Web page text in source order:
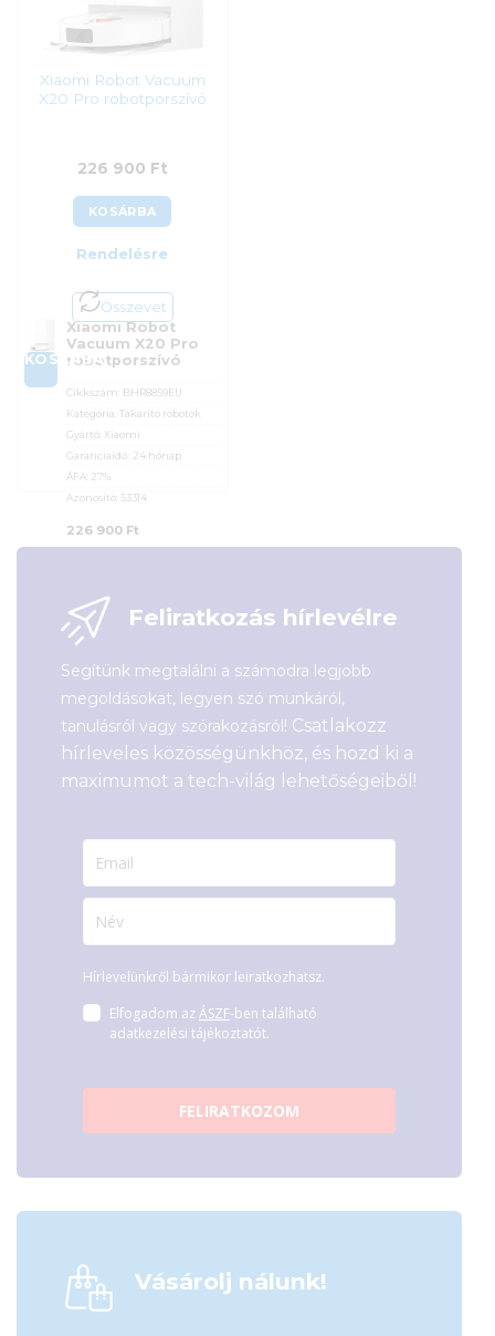
Xiaomi Robot Vacuum
X20 Pro robotporszívó
226 900 Ft
KOSÁRBA
Rendelésre
Összevet
KOSÁRBA
Xiaomi Robot
Vacuum X20 Pro
robotporszívó
Cikkszám: BHR8859EU
Kategória:Takarító robotok
Gyártó: Xiaomi
Garanciaidő: 24 hónap
ÁFA: 27%
Azonosító: 53314
226 900 Ft
Feliratkozás hírlevélre
Segítünk megtalálni a számodra legjobb
megoldásokat, legyen szó munkáról,
tanulásról vagy szórakozásról! Csatlakozz
hírleveles közösségünkhöz, és hozd ki a
maximumot a tech-világ lehetőségeiből!
Hírlevelünkről bármikor leiratkozhatsz.
Elfogadom az ÁSZF-ben található
adatkezelési tájékoztatót.
FELIRATKOZOM
Vásárolj nálunk!